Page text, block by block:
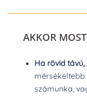
AKKOR
Ha rövid
mérsékeltebb
számunka,